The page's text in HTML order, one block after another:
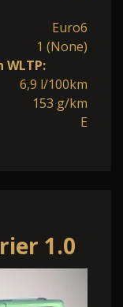
Euro6
1 (None)
WLTP:
6,9 l/100km
153 g/km
E
1.0